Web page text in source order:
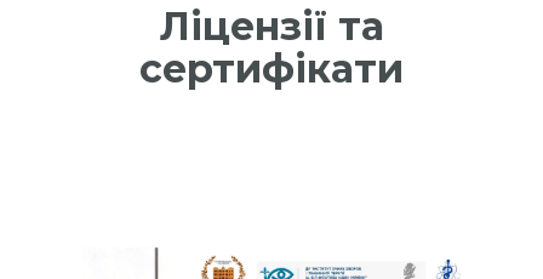
Ліцензії та
сертифікати